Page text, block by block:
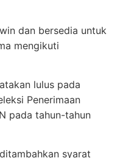
dan bersedia untuk
mengikuti
lulus pada
Penerimaan
pada tahun-tahun
syarat